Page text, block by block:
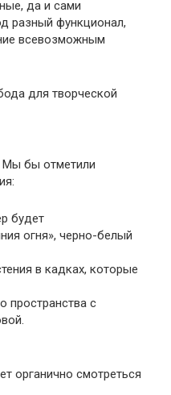
да и сами
разный функционал,
всевозможным
Мы бы отметили
будет
огня», черно-белый
в кадках, которые
пространства с
органично смотреться